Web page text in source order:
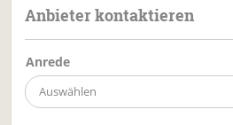
Anbieter kontaktieren
Anrede
Auswählen